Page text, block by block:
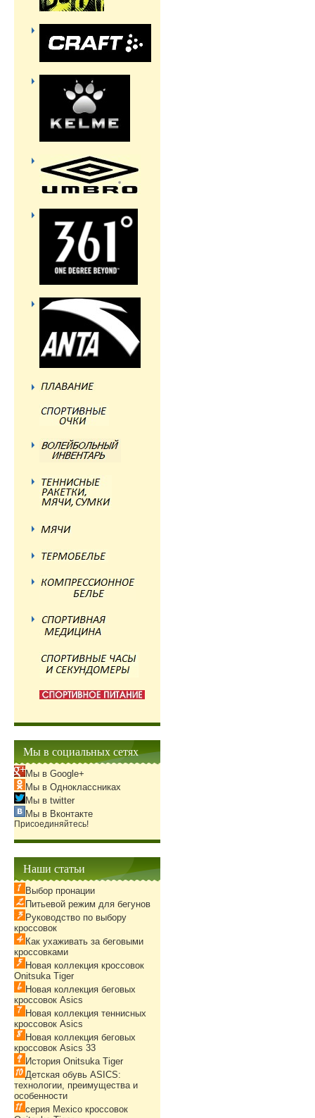
Мы в социальных сетях
Мы в Google+
Мы в Одноклассниках
Мы в twitter
Мы в Вконтакте
Присоединяйтесь!
Наши статьи
Выбор пронации
Питьевой режим для бегунов
Руководство по выбору
кроссовок
Как ухаживать за беговыми
кроссовками
Новая коллекция кроссовок
Onitsuka Tiger
Новая коллекция беговых
кроссовок Asics
Новая коллекция теннисных
кроссовок Asics
Новая коллекция беговых
кроссовок Asics 33
История Onitsuka Tiger
Детская обувь ASICS:
технологии, преимущества и
особенности
серия Mexico кроссовок